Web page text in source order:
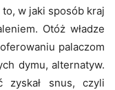
w jaki sposób kraj
Otóż władze
palaczom
dymu, alternatyw.
zyskał snus, czyli